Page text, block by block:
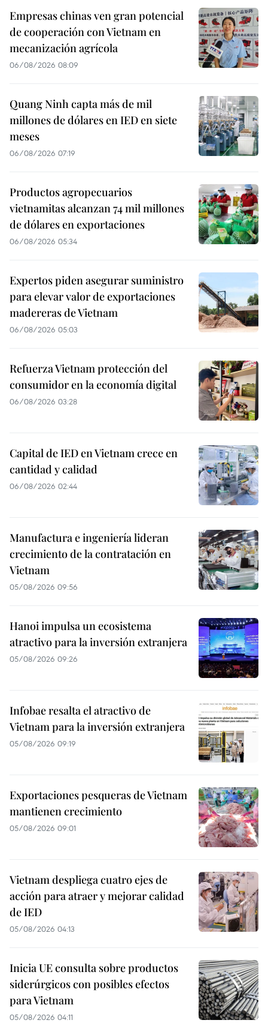
Empresas chinas ven gran potencial
de cooperación con Vietnam en
mecanización agrícola
06/08/2026 08:09
Quang Ninh capta más de mil
millones de dólares en IED en siete
meses
06/08/2026 07:19
Productos agropecuarios
vietnamitas alcanzan 74 mil millones
de dólares en exportaciones
06/08/2026 05:34
Expertos piden asegurar suministro
para elevar valor de exportaciones
madereras de Vietnam
06/08/2026 05:03
Refuerza Vietnam protección del
consumidor en la economía digital
06/08/2026 03:28
Capital de IED en Vietnam crece en
cantidad y calidad
06/08/2026 02:44
Manufactura e ingeniería lideran
crecimiento de la contratación en
Vietnam
05/08/2026 09:56
Hanoi impulsa un ecosistema
atractivo para la inversión extranjera
05/08/2026 09:26
Infobae resalta el atractivo de
Vietnam para la inversión extranjera
05/08/2026 09:19
Exportaciones pesqueras de Vietnam
mantienen crecimiento
05/08/2026 09:01
Vietnam despliega cuatro ejes de
acción para atraer y mejorar calidad
de IED
05/08/2026 04:13
Inicia UE consulta sobre productos
siderúrgicos con posibles efectos
para Vietnam
05/08/2026 04:11